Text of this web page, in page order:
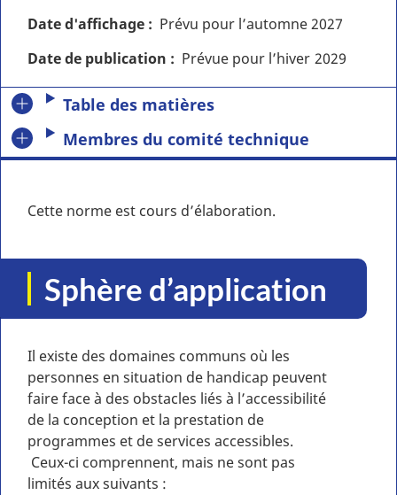
Date d'affichage
Prévu pour l’automne2027
Date de publication
Prévue pour l’hiver 2029
Table des matières
Membres du comité technique
Cette norme est cours d’élaboration.
Sphère d’application
Il existe des domaines communs où les
personnes en situation de handicap peuvent
faire face à des obstacles liés à l’accessibilité
de la conception et la prestation de
programmes et de services accessibles.
Ceux-ci comprennent, mais ne sont pas
limités aux suivants :